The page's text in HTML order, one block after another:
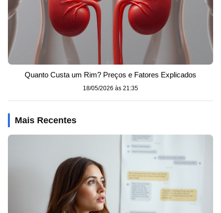
Quanto Custa um Rim? Preços e Fatores Explicados
18/05/2026 às 21:35
Mais Recentes